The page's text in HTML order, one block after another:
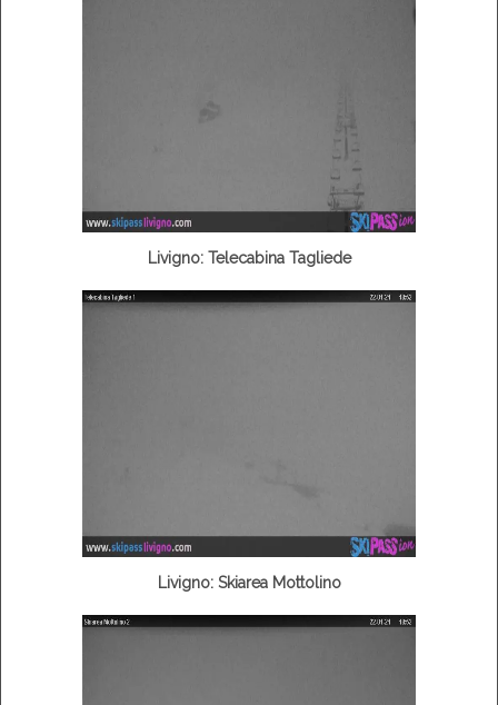
Livigno: Telecabina Tagliede
Livigno: Skiarea Mottolino